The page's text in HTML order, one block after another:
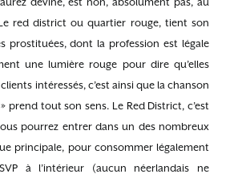
red district ou quartier rouge, tient son
prostituées, dont la profession est légale
une lumière rouge pour dire qu’elles
intéressés, c’est ainsi que la chanson
prend tout son sens. Le Red District, c’est
pourrez entrer dans un des nombreux
principale, pour consommer légalement
à l’intérieur (aucun néerlandais ne